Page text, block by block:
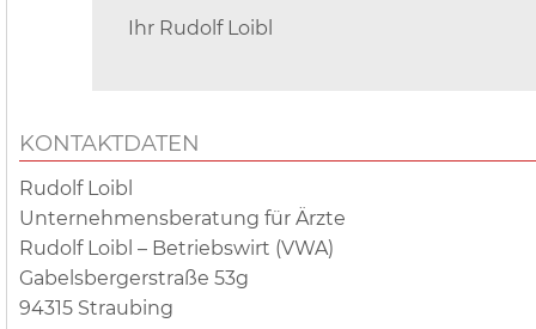
Ihr Rudolf Loibl
KONTAKTDATEN
Rudolf Loibl
Unternehmensberatung für Ärzte
Rudolf Loibl – Betriebswirt (VWA)
Gabelsbergerstraße 53g
94315 Straubing